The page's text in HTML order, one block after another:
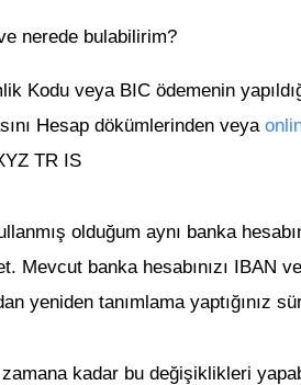
nerede bulabilirim?
Kodu veya BIC ödemenin
Hesap dökümlerinden veya
TR IS
olduğum aynı banka
Mevcut banka hesabınızı IBAN
yeniden tanımlama yaptığınız
kadar bu değişiklikleri